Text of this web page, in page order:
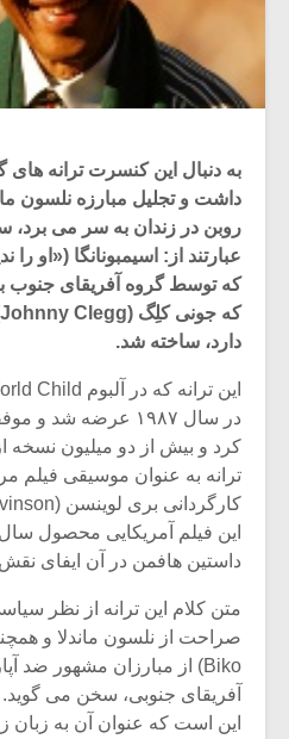
به دنبال این کنسرت ترانه های
داشت و تجلیل مبارزه نلسون
روبن در زندان به سر می برد،
دارد، ساخته شد.
در سال ۱۹۸۷ عرضه
کرد و بیش از دو میلیون نسخه
داستین هافمن در آن ایفای نقش
متن کلام این ترانه از نظر
آفریقای جنوبی، سخن می گوید.